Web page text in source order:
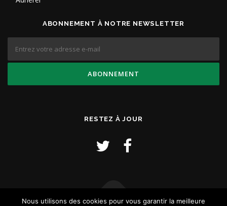
ABONNEMENT À NOTRE NEWSLETTER
RESTEZ À JOUR
Nous utilisons des cookies pour vous garantir la meilleure